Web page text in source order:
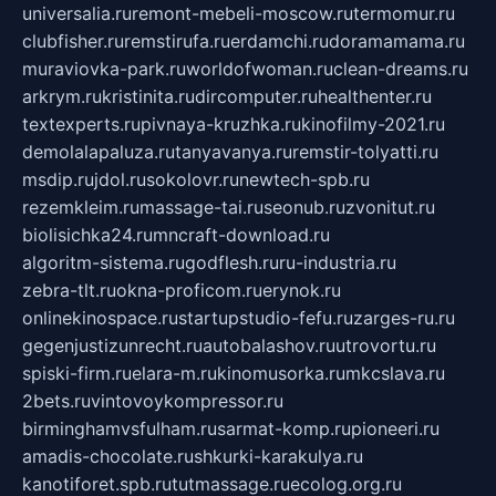
universalia.ruremont-mebeli-moscow.rutermomur.ru
clubfisher.ruremstirufa.ruerdamchi.rudoramamama.ru
muraviovka-park.ruworldofwoman.ruclean-dreams.ru
arkrym.rukristinita.rudircomputer.ruhealthenter.ru
textexperts.rupivnaya-kruzhka.rukinofilmy-2021.ru
demolalapaluza.rutanyavanya.ruremstir-tolyatti.ru
msdip.rujdol.rusokolovr.runewtech-spb.ru
rezemkleim.rumassage-tai.ruseonub.ruzvonitut.ru
biolisichka24.rumncraft-download.ru
algoritm-sistema.rugodflesh.ruru-industria.ru
zebra-tlt.ruokna-proficom.ruerynok.ru
onlinekinospace.rustartupstudio-fefu.ruzarges-ru.ru
gegenjustizunrecht.ruautobalashov.ruutrovortu.ru
spiski-firm.ruelara-m.rukinomusorka.rumkcslava.ru
2bets.ruvintovoykompressor.ru
birminghamvsfulham.rusarmat-komp.rupioneeri.ru
amadis-chocolate.rushkurki-karakulya.ru
kanotiforet.spb.rututmassage.ruecolog.org.ru